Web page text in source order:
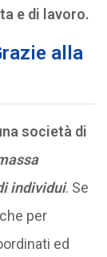
e di lavoro.
alla
società di
individui. Se
per
ed